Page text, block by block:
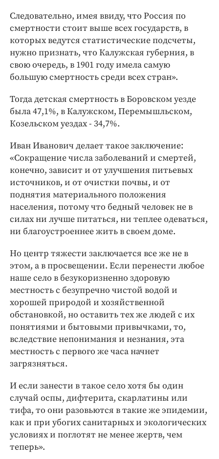
Следовательно, имея ввиду, что Россия по
смертности стоит выше всех государств, в
которых ведутся статистические подсчеты,
нужно признать, что Калужская губерния, в
свою очередь, в 1901 году имела самую
большую смертность среди всех стран».
Тогда детская смертность в Боровском уезде
была 47,1%, в Калужском, Перемышльском,
Козельском уездах - 34,7%.
Иван Иванович делает такое заключение:
«Сокращение числа заболеваний и смертей,
конечно, зависит и от улучшения питьевых
источников, и от очистки почвы, и от
поднятия материального положения
населения, потому что бедный человек не в
силах ни лучше питаться, ни теплее одеваться,
ни благоустроеннее жить в своем доме.
Но центр тяжести заключается все же не в
этом, а в просвещении. Если перенести любое
наше село в безукоризненно здоровую
местность с безупречно чистой водой и
хорошей природой и хозяйственной
обстановкой, но оставить тех же людей с их
понятиями и бытовыми привычками, то,
вследствие непонимания и незнания, эта
местность с первого же часа начнет
загрязняться.
И если занести в такое село хотя бы один
случай оспы, дифтерита, скарлатины или
тифа, то они разовьются в такие же эпидемии,
как и при убогих санитарных и экологических
условиях и поглотят не менее жертв, чем
теперь».